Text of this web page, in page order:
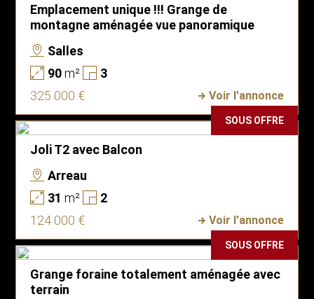
Emplacement unique !!! Grange de
montagne aménagée vue panoramique
Salles
90m²
3
325 000 €
Voir l'annonce
SOUS OFFRE
Joli T2 avec Balcon
Arreau
31 m²
2
124 000 €
Voir l'annonce
SOUS OFFRE
Grange foraine totalement aménagée avec
terrain